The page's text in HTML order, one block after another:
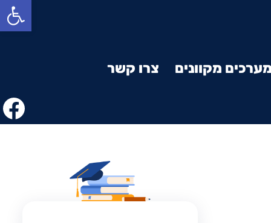
פתח סרגל נגישות
מקוונים צרו קשר